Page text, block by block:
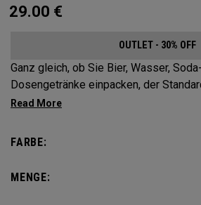
29.00 €
OUTLET - 30% OFF
Ganz gleich, ob Sie Bier, Wasser,
Dosengetränke einpacken, der
Getränke auf dem Sport- oder
reguläre Dosen, aber die Haltbarkeit
FARBE:
MENGE: